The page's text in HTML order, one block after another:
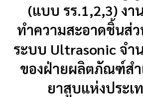
(แบบ รร.1,2,3) งา
ทำความสะอาดชิ้นส่ว
ระบบ Ultrasonic จำ
ของฝ่ายผลิตภัณฑ์สำ
ยาสูบแห่งประเ